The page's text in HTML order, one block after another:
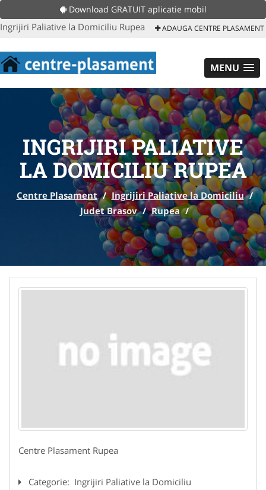
Download GRATUIT aplicatie mobil
Ingrijiri Paliative la Domiciliu Rupea ADAUGA CENTRE PLASAMENT
MENU
INGRIJIRI PALIATIVE
LA DOMICILIU RUPEA
Centre Plasament / Ingrijiri Paliative la Domiciliu /
Judet Brasov / Rupea /
Centre Plasament Rupea
Categorie: Ingrijiri Paliative la Domiciliu